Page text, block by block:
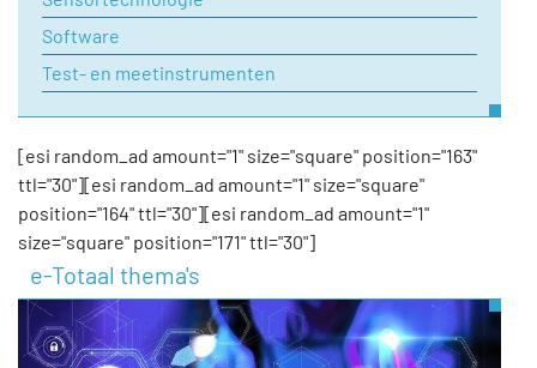
Software
Test- en meetinstrumenten
[esi random_ad amount="1" size="square" position="163"
ttl="30"][esi random_ad amount="1" size="square"
position="164" ttl="30"][esi random_ad amount="1"
size="square" position="171" ttl="30"]
e-Totaal thema's